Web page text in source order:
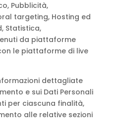
Pubblicità,
targeting, Hosting ed
Statistica,
da piattaforme
le piattaforme di live
dettagliate
e sui Dati Personali
per ciascuna finalità,
alle relative sezioni